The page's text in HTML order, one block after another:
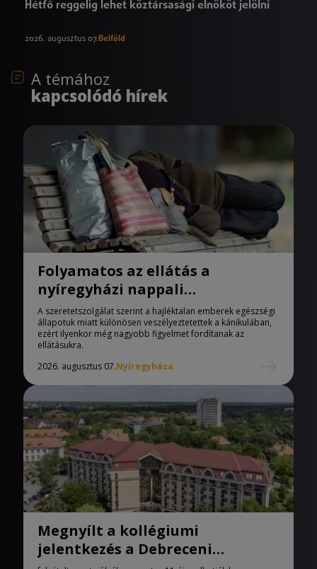
Hétfő reggelig lehet köztársasági elnököt jelölni
2026. augusztus 07.Belföld
A témához
kapcsolódó hírek
Folyamatos az ellátás a
nyíregyházi nappali
melegedőben
A szeretetszolgálat szerint a hajléktalan emberek egészségi
állapotuk miatt különösen veszélyeztetettek a kánikulában,
ezért ilyenkor még nagyobb figyelmet fordítanak az
ellátásukra.
2026. augusztus 07.Nyíregyháza
Megnyílt a kollégiumi
jelentkezés a Debreceni